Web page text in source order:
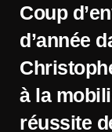
Coup
d’année
à la
réussite